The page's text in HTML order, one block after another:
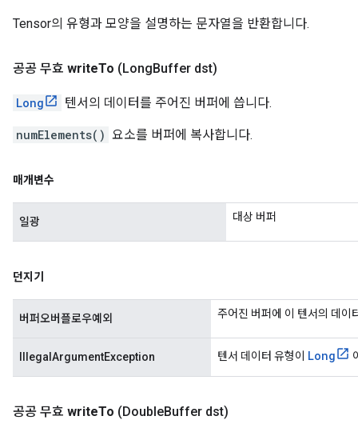
Tensor의 유형과 모양을 설명하는 문자열을 반환합니다.
공공 무효 writeTo (LongBuffer dst)
Long 텐서의 데이터를 주어진 버퍼에 씁니다.
numElements() 요소를 버퍼에 복사합니다.
매개변수
일광 대상 버퍼
던지기
버퍼오버플로우예외 주어진 버퍼에 이 텐서의 데이
IllegalArgumentException 텐서 데이터 유형이 Long
공공 무효 writeTo (DoubleBuffer dst)